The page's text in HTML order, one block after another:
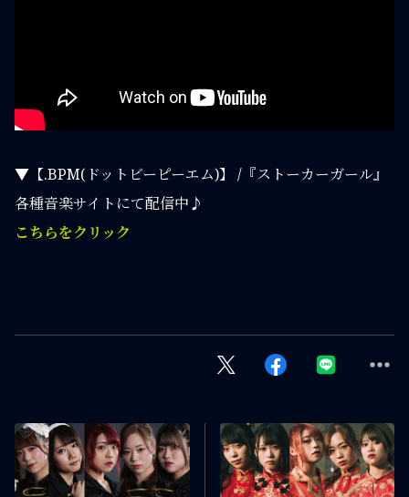
▼【.BPM(ドットビーピーエム)】 /『ストーカーガール』
各種音楽サイトにて配信中♪
こちらをクリック